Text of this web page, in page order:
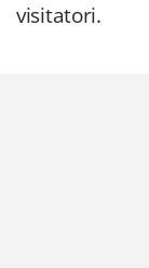
visitatori.